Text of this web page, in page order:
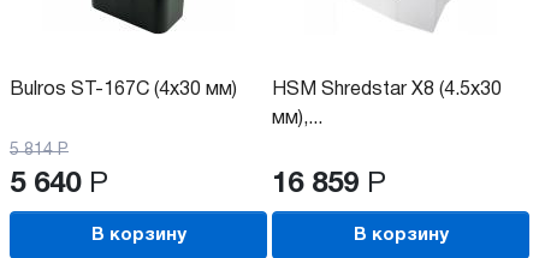
Bulros ST-167C (4х30 мм)
5 814 Р
5 640 Р
В корзину
HSM Shredstar X8 (4.5x30
мм),...
16 859 Р
В корзину